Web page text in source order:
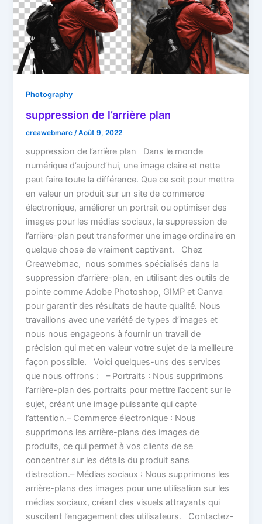
Photography
suppression de l’arrière plan
creawebmarc /Août 9, 2022
suppression de l’arrière plan Dans le monde
numérique d’aujourd’hui, une image claire et nette
peut faire toute la différence. Que ce soit pour mettre
en valeur un produit sur un site de commerce
électronique, améliorer un portrait ou optimiser des
images pour les médias sociaux, la suppression de
l’arrière-plan peut transformer une image ordinaire en
quelque chose de vraiment captivant. Chez
Creawebmac, nous sommes spécialisés dans la
suppression d’arrière-plan, en utilisant des outils de
pointe comme Adobe Photoshop, GIMP et Canva
pour garantir des résultats de haute qualité. Nous
travaillons avec une variété de types d’images et
nous nous engageons à fournir un travail de
précision qui met en valeur votre sujet de la meilleure
façon possible. Voici quelques-uns des services
que nous offrons : – Portraits : Nous supprimons
l’arrière-plan des portraits pour mettre l’accent sur le
sujet, créant une image puissante qui capte
l’attention.– Commerce électronique : Nous
supprimons les arrière-plans des images de
produits, ce qui permet à vos clients de se
concentrer sur les détails du produit sans
distraction.– Médias sociaux : Nous supprimons les
arrière-plans des images pour une utilisation sur les
médias sociaux, créant des visuels attrayants qui
suscitent l’engagement des utilisateurs. Contactez-